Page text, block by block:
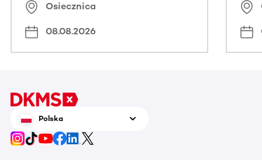
Osiecznica
08.08.2026
Polska